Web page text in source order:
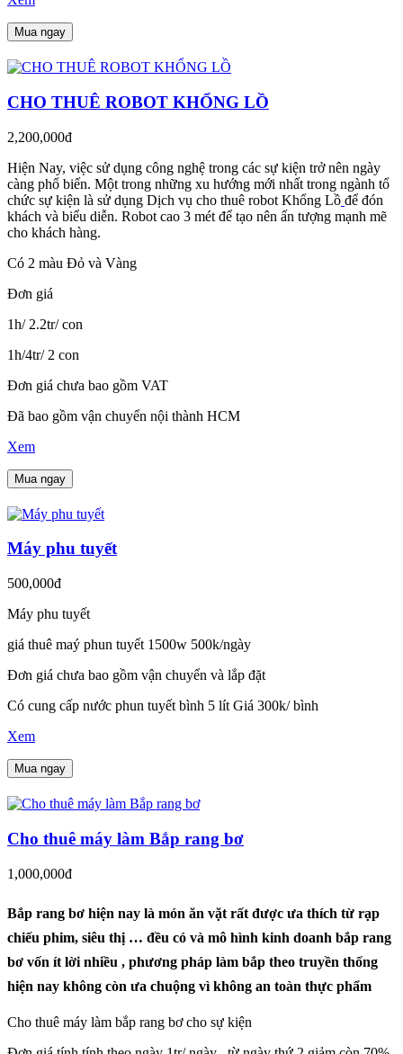
Mua ngay
CHO THUÊ ROBOT KHỔNG LỒ
2,200,000đ
Hiện Nay, việc sử dụng công nghệ trong các sự kiện trở nên ngày
càng phổ biến. Một trong những xu hướng mới nhất trong ngành tổ
chức sự kiện là sử dụng Dịch vụ cho thuê robot Khổng Lồ để đón
khách và biểu diễn. Robot cao 3 mét để tạo nên ấn tượng mạnh mẽ
cho khách hàng.
Có 2 màu Đỏ và Vàng
Đơn giá
1h/ 2.2tr/ con
1h/4tr/ 2 con
Đơn giá chưa bao gồm VAT
Đã bao gồm vận chuyển nội thành HCM
Xem
Mua ngay
Máy phu tuyết
500,000đ
Máy phu tuyết
giá thuê maý phun tuyết 1500w 500k/ngày
Đơn giá chưa bao gồm vận chuyển và lắp đặt
Có cung cấp nước phun tuyết bình 5 lít Giá 300k/ bình
Xem
Mua ngay
Cho thuê máy làm Bắp rang bơ
1,000,000đ
Bắp rang bơ hiện nay là món ăn vặt rất được ưa thích từ rạp
chiếu phim, siêu thị … đều có và mô hình kinh doanh bắp rang
bơ vốn ít lời nhiều , phương pháp làm bắp theo truyền thống
hiện nay không còn ưa chuộng vì không an toàn thực phẩm
Cho thuê máy làm bắp rang bơ cho sự kiện